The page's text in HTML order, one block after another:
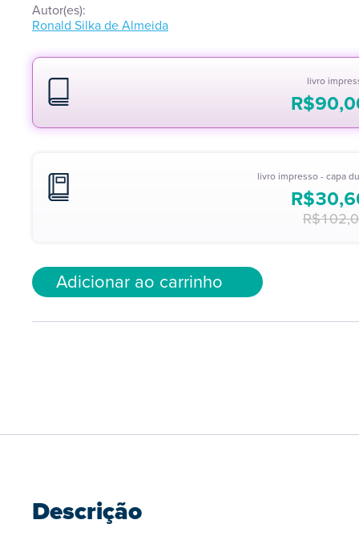
Autor(es):
Ronald Silka de Almeida
livro
R$
livro impresso - capa
R$
R$
Adicionar ao carrinho
Descrição